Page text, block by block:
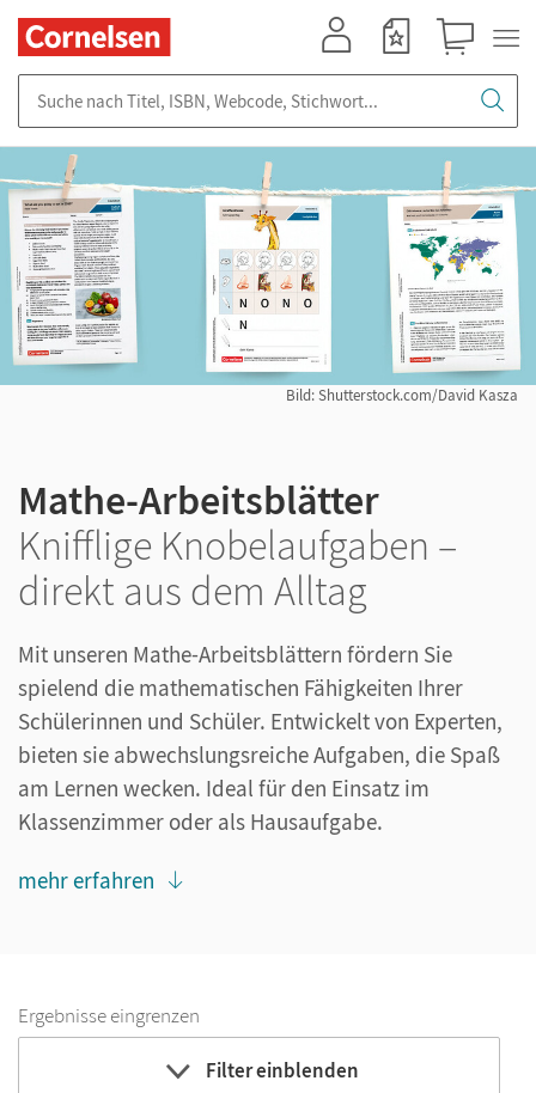
Bild: Shutterstock.com/David Kasza
Mathe-Arbeitsblätter
Knifflige Knobelaufgaben –
direkt aus dem Alltag
Mit unseren Mathe-Arbeitsblättern fördern Sie
spielend die mathematischen Fähigkeiten Ihrer
Schülerinnen und Schüler. Entwickelt von Experten,
bieten sie abwechslungsreiche Aufgaben, die Spaß
am Lernen wecken. Ideal für den Einsatz im
Klassenzimmer oder als Hausaufgabe.
mehr erfahren
Ergebnisse eingrenzen
Filter einblenden